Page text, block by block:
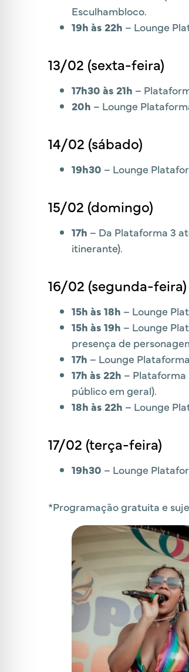
Esculhambloco.
19h às 22h – Lounge
13/02 (sexta-feira)
17h30 às 21h –
20h – Lounge
14/02 (sábado)
19h30 – Lounge
15/02 (domingo)
17h – Da Plataforma 3
itinerante).
16/02 (segunda-
15h às 18h – Lounge
15h às 19h – Lounge
presença de
17h – Lounge
17h às 22h – Plataforma
público em geral).
18h às 22h – Lounge
17/02 (terça-feira)
19h30 – Lounge
*Programação gratuita e